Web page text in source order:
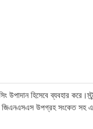
হিসেবে ব্যবহার
উপগ্রহ সংকেত সহ